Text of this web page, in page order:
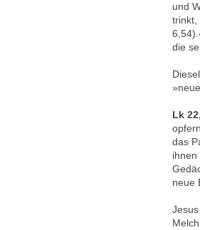
und
trinkt,
die
Lk
das
ihnen
neue